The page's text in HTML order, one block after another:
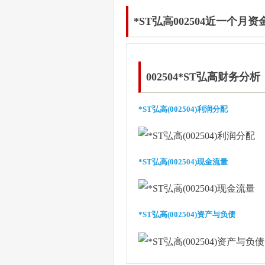
*ST弘高002504近一个月资
002504*ST弘高财务分析
*ST弘高(002504)利润分配
*ST弘高(002504)现金流量
*ST弘高(002504)资产与负债